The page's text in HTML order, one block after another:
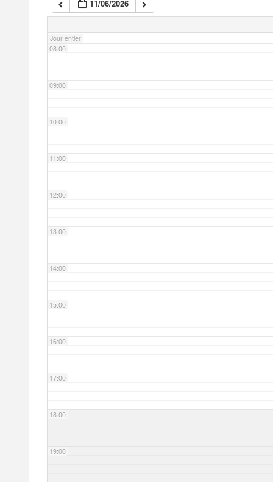
11/06/2026
Jour entier
07:00
08:00
09:00
10:00
11:00
12:00
13:00
14:00
15:00
16:00
17:00
18:00
19:00